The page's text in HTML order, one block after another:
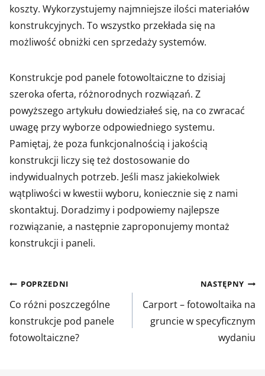
koszty. Wykorzystujemy najmniejsze ilości materiałów
konstrukcyjnych. To wszystko przekłada się na
możliwość obniżki cen sprzedaży systemów.
Konstrukcje pod panele fotowoltaiczne to dzisiaj
szeroka oferta, różnorodnych rozwiązań. Z
powyższego artykułu dowiedziałeś się, na co zwracać
uwagę przy wyborze odpowiedniego systemu.
Pamiętaj, że poza funkcjonalnością i jakością
konstrukcji liczy się też dostosowanie do
indywidualnych potrzeb. Jeśli masz jakiekolwiek
wątpliwości w kwestii wyboru, koniecznie się z nami
skontaktuj. Doradzimy i podpowiemy najlepsze
rozwiązanie, a następnie zaproponujemy montaż
konstrukcji i paneli.
Nawigacja
wpisu
POPRZEDNI
Co różni poszczególne
konstrukcje pod panele
fotowoltaiczne?
NASTĘPNY
Carport – fotowoltaika na
gruncie w specyficznym
wydaniu